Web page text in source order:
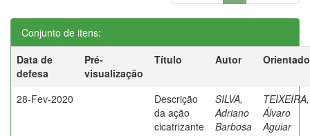
Conjunto de itens:
Data de
defesa
Pré-
visualização
Título Autor
28-Fev-2020
Descrição
da ação
cicatrizante
SILVA,
Adriano
Barbosa
TEIXEIRA,
Álvaro
Aguiar